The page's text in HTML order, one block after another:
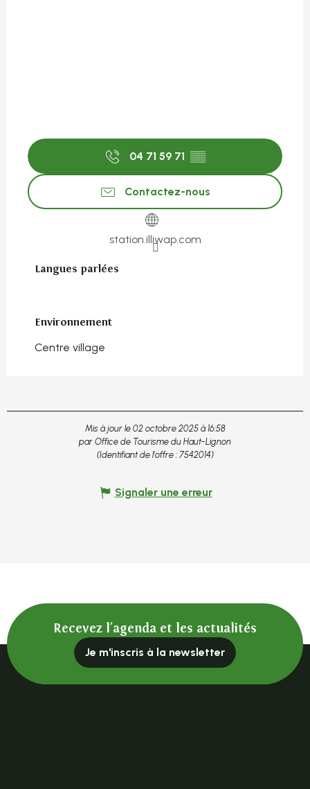
04 71 59 71 ▒▒
Contactez-nous
station.illiwap.com
Langues parlées
Langues parlées
Environnement
Environnement
Centre village
Mis à jour le 02 octobre 2025 à 16:58
par Office de Tourisme du Haut-Lignon
(Identifiant de l'offre : 7542014)
Signaler une erreur
Recevez l'agenda et les actualités
Je m'inscris à la newsletter